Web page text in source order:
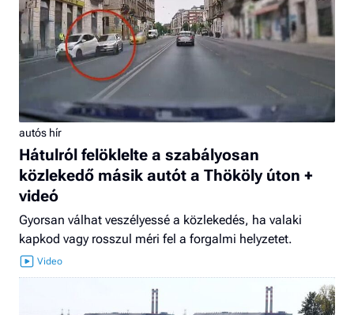
autós hír
Hátulról felöklelte a szabályosan
közlekedő másik autót a Thököly úton +
videó
Gyorsan válhat veszélyessé a közlekedés, ha valaki
kapkod vagy rosszul méri fel a forgalmi helyzetet.